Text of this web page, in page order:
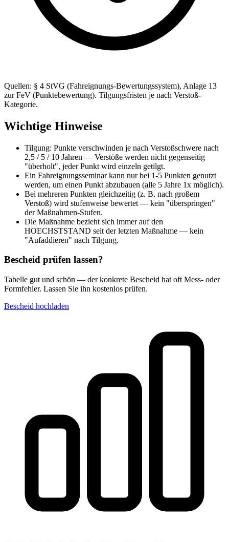
Quellen: § 4 StVG (Fahreignungs-Bewertungssystem), Anlage 13
zur FeV (Punktebewertung). Tilgungsfristen je nach Verstoß-
Kategorie.
Wichtige Hinweise
Tilgung: Punkte verschwinden je nach Verstoßschwere nach
2,5 / 5 / 10 Jahren — Verstöße werden nicht gegenseitig
"überholt", jeder Punkt wird einzeln getilgt.
Ein Fahreignungsseminar kann nur bei 1-5 Punkten genutzt
werden, um einen Punkt abzubauen (alle 5 Jahre 1x möglich).
Bei mehreren Punkten gleichzeitig (z. B. nach großem
Verstoß) wird stufenweise bewertet — kein "überspringen"
der Maßnahmen-Stufen.
Die Maßnahme bezieht sich immer auf den
HOECHSTSTAND seit der letzten Maßnahme — kein
"Aufaddieren" nach Tilgung.
Bescheid prüfen lassen?
Tabelle gut und schön — der konkrete Bescheid hat oft Mess- oder
Formfehler. Lassen Sie ihn kostenlos prüfen.
Bescheid hochladen